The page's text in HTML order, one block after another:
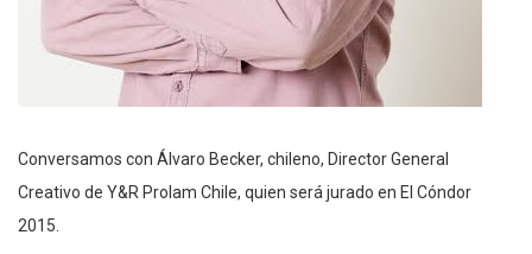
Conversamos con Álvaro Becker, chileno, Director General
Creativo de Y&R Prolam Chile, quien será jurado en El Cóndor
2015.